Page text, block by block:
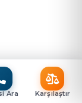
Ara Karşılaştır